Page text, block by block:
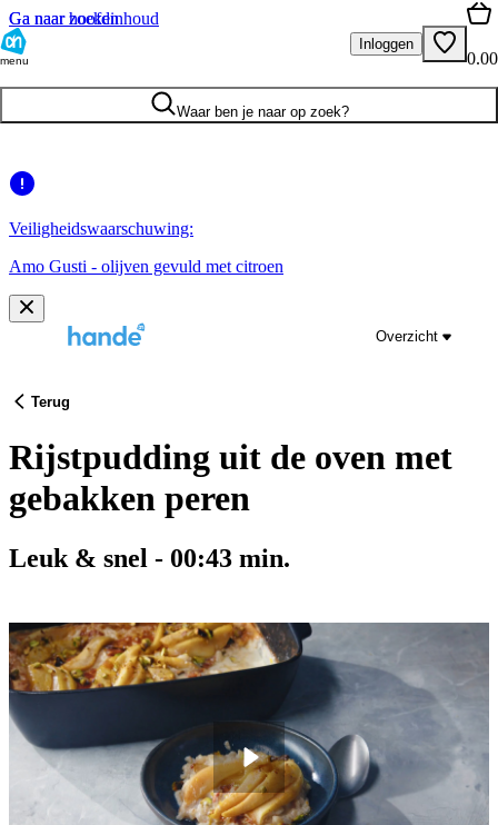
Ga naar hoofdinhoud
Ga naar zoeken
menu
Inloggen
0.00
Waar ben je naar op zoek?
Veiligheidswaarschuwing:
Amo Gusti - olijven gevuld met citroen
Overzicht
Terug
Rijstpudding uit de oven met
gebakken peren
Leuk & snel - 00:43 min.